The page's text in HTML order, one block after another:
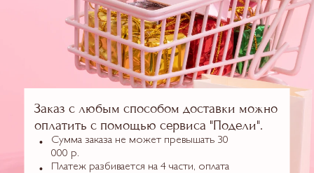
Заказ с любым способом доставки можно
оплатить с помощью сервиса "Подели".
Сумма заказа не может превышать 30
000 р.
Платеж разбивается на 4 части, оплата